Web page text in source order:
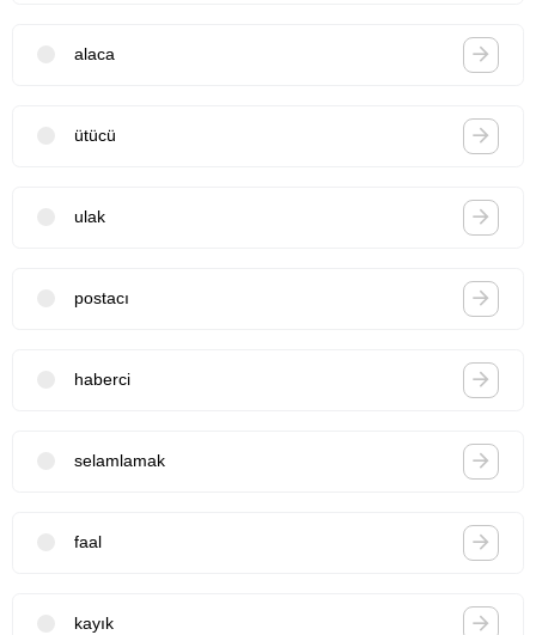
alaca
ütücü
ulak
postacı
haberci
selamlamak
faal
kayık